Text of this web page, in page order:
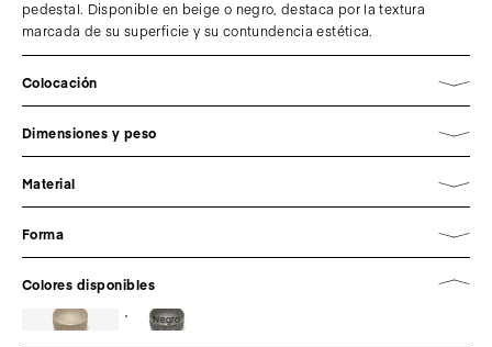
pedestal. Disponible en beige o negro, destaca por la textura
marcada de su superficie y su contundencia estética.
Colocación
Dimensiones y peso
Material
Forma
Colores disponibles
Negro